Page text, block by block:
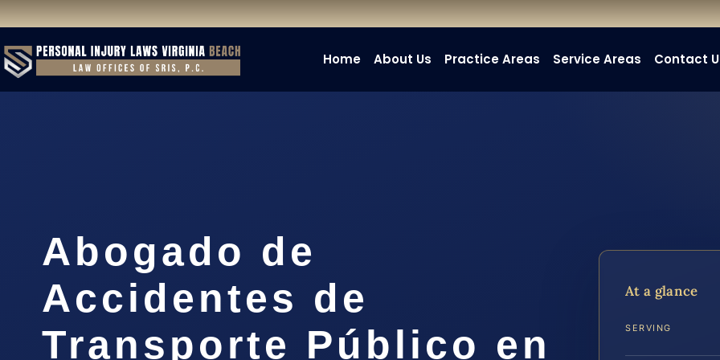
Home About Us Practice Areas Service Areas Contact
Abogado de
Accidentes de
Transporte Público en
At a glance
SERVING